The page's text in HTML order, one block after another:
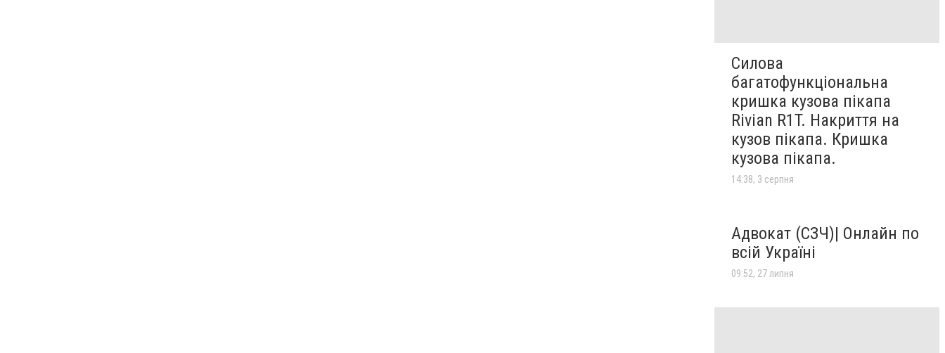
Силова
багатофункціональна
кришка кузова пікапа
Rivian R1T. Накриття на
кузов пікапа. Кришка
кузова пікапа.
14:38, 3 серпня
Адвокат (СЗЧ)| Онлайн по
всій Україні
09:52, 27 липня